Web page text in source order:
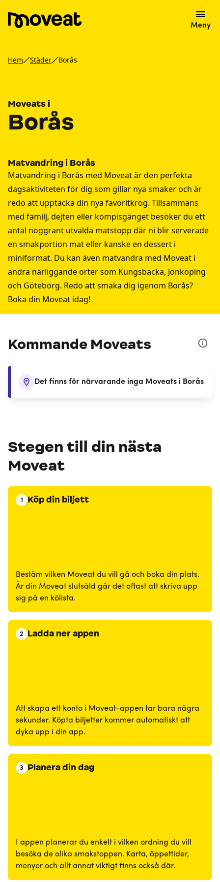
Meny
Hem Städer Borås
Moveats i
Borås
Matvandring i Borås
Matvandring i Borås med Moveat är den perfekta
dagsaktiviteten för dig som gillar nya smaker och är
redo att upptäcka din nya favoritkrog. Tillsammans
med familj, dejten eller kompisgänget besöker du ett
antal noggrant utvalda matstopp där ni blir serverade
en smakportion mat eller kanske en dessert i
miniformat. Du kan även matvandra med Moveat i
andra närliggande orter som Kungsbacka, Jönköping
och Göteborg. Redo att smaka dig igenom Borås?
Boka din Moveat idag!
Kommande Moveats
Det finns för närvarande inga Moveats i Borås
Stegen till din nästa
Moveat
1 Köp din biljett
Bestäm vilken Moveat du vill gå och boka din plats.
Är din Moveat slutsåld går det oftast att skriva upp
sig på en kölista.
2 Ladda ner appen
Att skapa ett konto i Moveat-appen tar bara några
sekunder. Köpta biljetter kommer automatiskt att
dyka upp i din app.
3 Planera din dag
I appen planerar du enkelt i vilken ordning du vill
besöka de olika smakstoppen. Karta, öppettider,
menyer och allt annat viktigt finns också där.